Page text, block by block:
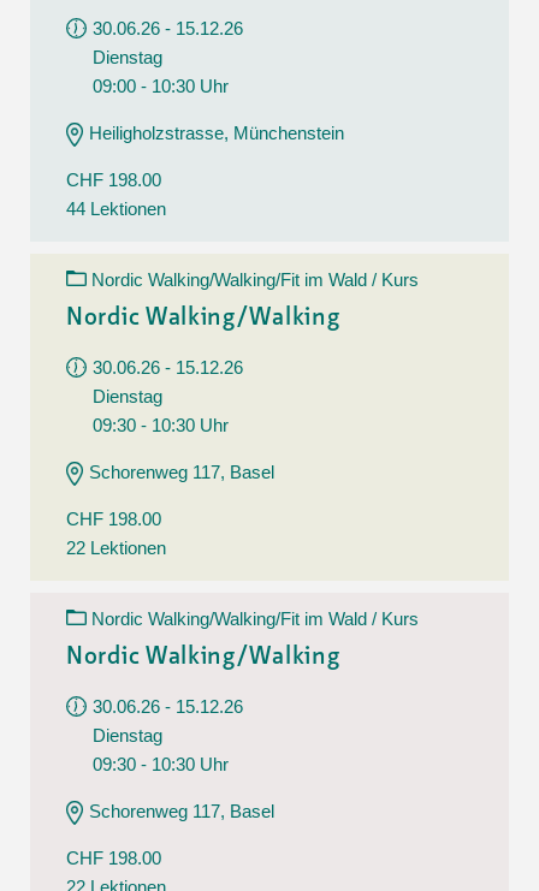
30.06.26 - 15.12.26
Dienstag
09:00 - 10:30 Uhr
Heiligholzstrasse, Münchenstein
CHF 198.00
44 Lektionen
Nordic Walking/Walking/Fit im Wald / Kurs
Nordic Walking/Walking
30.06.26 - 15.12.26
Dienstag
09:30 - 10:30 Uhr
Schorenweg 117, Basel
CHF 198.00
22 Lektionen
Nordic Walking/Walking/Fit im Wald / Kurs
Nordic Walking/Walking
30.06.26 - 15.12.26
Dienstag
09:30 - 10:30 Uhr
Schorenweg 117, Basel
CHF 198.00
22 Lektionen